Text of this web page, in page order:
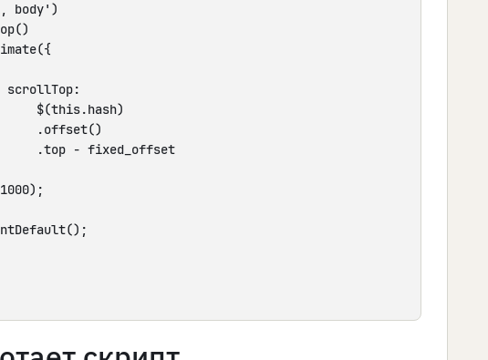
body')
scrollTop:
$(this.hash)
.offset()
.top - fixed_offset